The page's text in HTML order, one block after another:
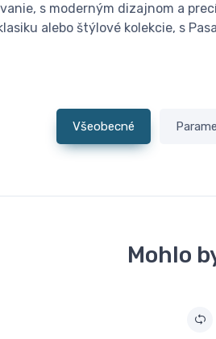
s moderným dizajnom a
alebo štýlové kolekcie, s
Všeobecné
Mohlo